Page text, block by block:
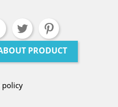
PRODUCT
policy